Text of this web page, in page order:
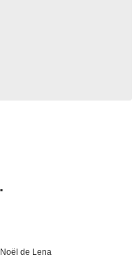
de Lena